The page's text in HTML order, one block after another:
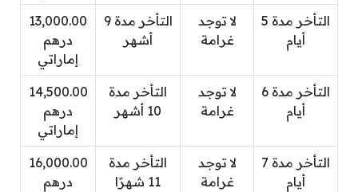
التأخر مدة 5
أيام
لا توجد
غرامة
التأخر مدة 9
أشهر
13,000.00
درهم
إماراتي
التأخر مدة 6
أيام
لا توجد
غرامة
التأخر مدة
10 أشهر
14,500.00
درهم
إماراتي
التأخر مدة 7
أيام
لا توجد
غرامة
التأخر مدة
11 شهرًا
16,000.00
درهم